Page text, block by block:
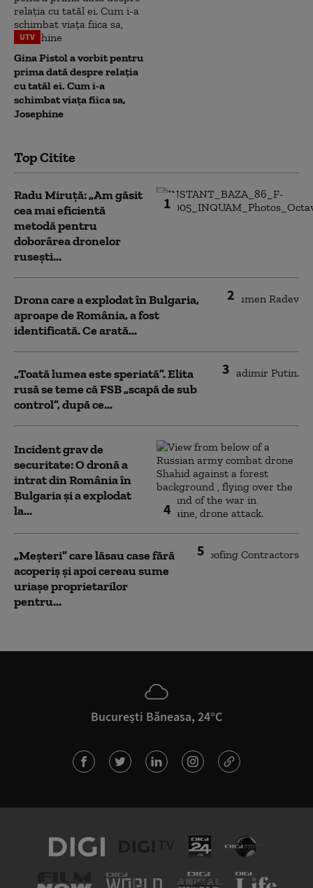
UTV
Gina Pistol a vorbit pentru
prima dată despre relația
cu tatăl ei. Cum i-a
schimbat viața fiica sa,
Josephine
Top Citite
1
Radu Miruță: „Am găsit
cea mai eficientă
metodă pentru
doborârea dronelor
rusești...
2
Drona care a explodat în Bulgaria,
aproape de România, a fost
identificată. Ce arată...
3
„Toată lumea este speriată”. Elita
rusă se teme că FSB „scapă de sub
control”, după ce...
4
Incident grav de
securitate: O dronă a
intrat din România în
Bulgaria şi a explodat
la...
5
„Meșteri” care lăsau case fără
acoperiș și apoi cereau sume
uriașe proprietarilor
pentru...
București Băneasa, 24°C